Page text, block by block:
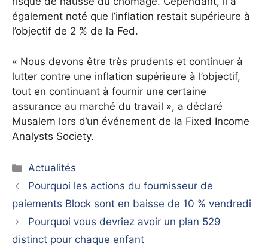
également noté que l’inflation restait supérieure à
l’objectif de 2 % de la Fed.
« Nous devons être très prudents et continuer à
lutter contre une inflation supérieure à l’objectif,
tout en continuant à fournir une certaine
assurance au marché du travail », a déclaré
Musalem lors d’un événement de la Fixed Income
Analysts Society.
Catégories
Actualités
Pourquoi les actions du fournisseur de
paiements Block sont en baisse de 10 % vendredi
Pourquoi vous devriez avoir un plan 529
distinct pour chaque enfant